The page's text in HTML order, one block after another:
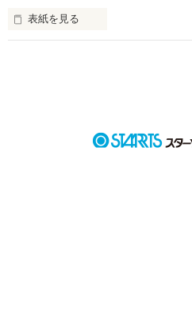
表紙を見る
真実の恋に気づく物語